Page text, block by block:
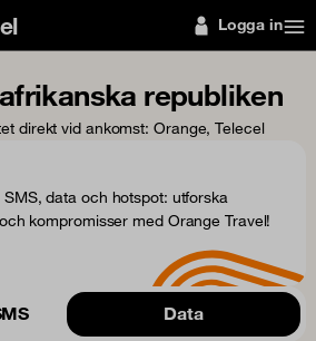
Logga in
republiken
direkt vid ankomst: Orange, Telecel
data och hotspot: utforska
kompromisser med Orange Travel!
Data